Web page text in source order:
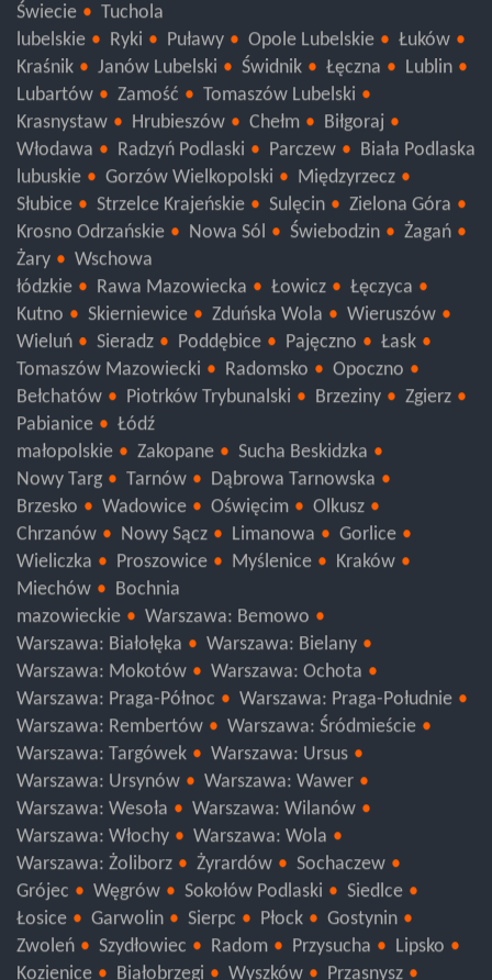
Świecie
Tuchola
lubelskie
Ryki Puławy Opole Lubelskie
Łuków
Kraśnik
Janów Lubelski Świdnik Łęczna
Lublin
Lubartów
Zamość
Tomaszów Lubelski
Krasnystaw
Hrubieszów Chełm
Biłgoraj
Włodawa
Radzyń Podlaski Parczew
Biała Podlaska
lubuskie
Gorzów Wielkopolski
Międzyrzecz
Słubice
Strzelce Krajeńskie Sulęcin
Zielona Góra
Krosno Odrzańskie
Nowa Sól Świebodzin
Żagań
Żary
Wschowa
łódzkie
Rawa Mazowiecka Łowicz
Łęczyca
Kutno
Skierniewice Zduńska Wola
Wieruszów
Wieluń
Sieradz Poddębice Pajęczno
Łask
Tomaszów Mazowiecki
Radomsko
Opoczno
Bełchatów
Piotrków Trybunalski Brzeziny
Zgierz
Pabianice
Łódź
małopolskie
Zakopane
Sucha Beskidzka
Nowy Targ
Tarnów
Dąbrowa Tarnowska
Brzesko
Wadowice Oświęcim
Olkusz
Chrzanów
Nowy Sącz Limanowa
Gorlice
Wieliczka
Proszowice Myślenice
Kraków
Miechów
Bochnia
mazowieckie
Warszawa: Bemowo
Warszawa: Białołęka
Warszawa: Bielany
Warszawa: Mokotów
Warszawa: Ochota
Warszawa: Praga-Północ
Warszawa: Praga-Południe
Warszawa: Rembertów
Warszawa: Śródmieście
Warszawa: Targówek
Warszawa: Ursus
Warszawa: Ursynów
Warszawa: Wawer
Warszawa: Wesoła
Warszawa: Wilanów
Warszawa: Włochy
Warszawa: Wola
Warszawa: Żoliborz
Żyrardów
Sochaczew
Grójec
Węgrów Sokołów Podlaski
Siedlce
Łosice
Garwolin Sierpc Płock
Gostynin
Zwoleń
Szydłowiec Radom Przysucha
Lipsko